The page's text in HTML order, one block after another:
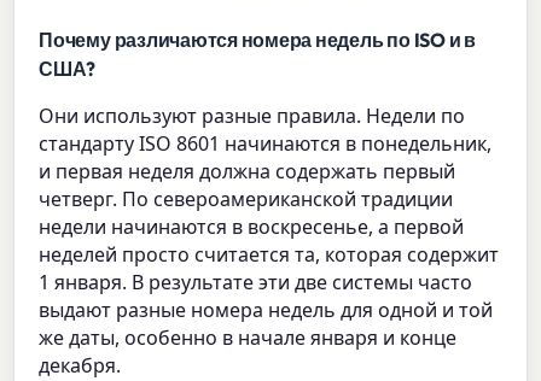
Почему различаются номера недель по ISO и в
США?
Они используют разные правила. Недели по
стандарту ISO 8601 начинаются в понедельник,
и первая неделя должна содержать первый
четверг. По североамериканской традиции
недели начинаются в воскресенье, а первой
неделей просто считается та, которая содержит
1 января. В результате эти две системы часто
выдают разные номера недель для одной и той
же даты, особенно в начале января и конце
декабря.